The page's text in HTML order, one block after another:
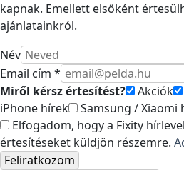
kapnak. Emellett elsőként
ajánlatainkról.
Név
Email cím *
Miről kérsz értesítést?
Akciók
iPhone hírek
Samsung / Xiaomi
Elfogadom, hogy a Fixity
értesítéseket küldjön részemre.
Feliratkozom